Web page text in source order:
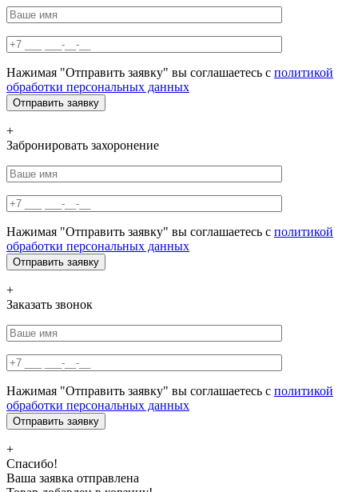
Нажимая "Отправить заявку" вы соглашаетесь с политикой
обработки персональных данных
+
Забронировать захоронение
Нажимая "Отправить заявку" вы соглашаетесь с политикой
обработки персональных данных
+
Заказать звонок
Нажимая "Отправить заявку" вы соглашаетесь с политикой
обработки персональных данных
+
Спасибо!
Ваша заявка отправлена